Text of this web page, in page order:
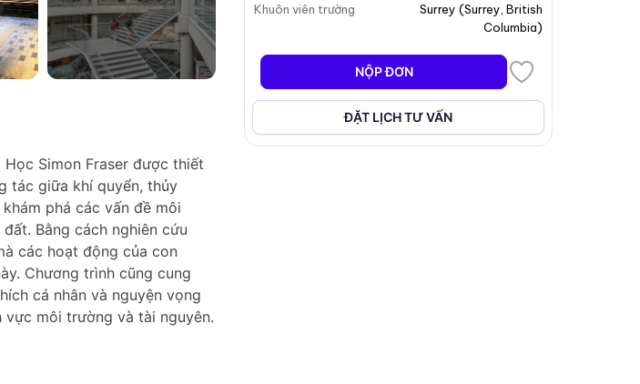
Simon Fraser được thiết
tác giữa khí quyển, thủy
phá các vấn đề môi
Bằng cách nghiên cứu
các hoạt động của con
Chương trình cũng cung
cá nhân và nguyện vọng
vực môi trường và tài nguyên.
Khuôn viên trường
Surrey (Surrey British
Columbia)
NỘP ĐƠN
ĐẶT LỊCH TƯ VẤN